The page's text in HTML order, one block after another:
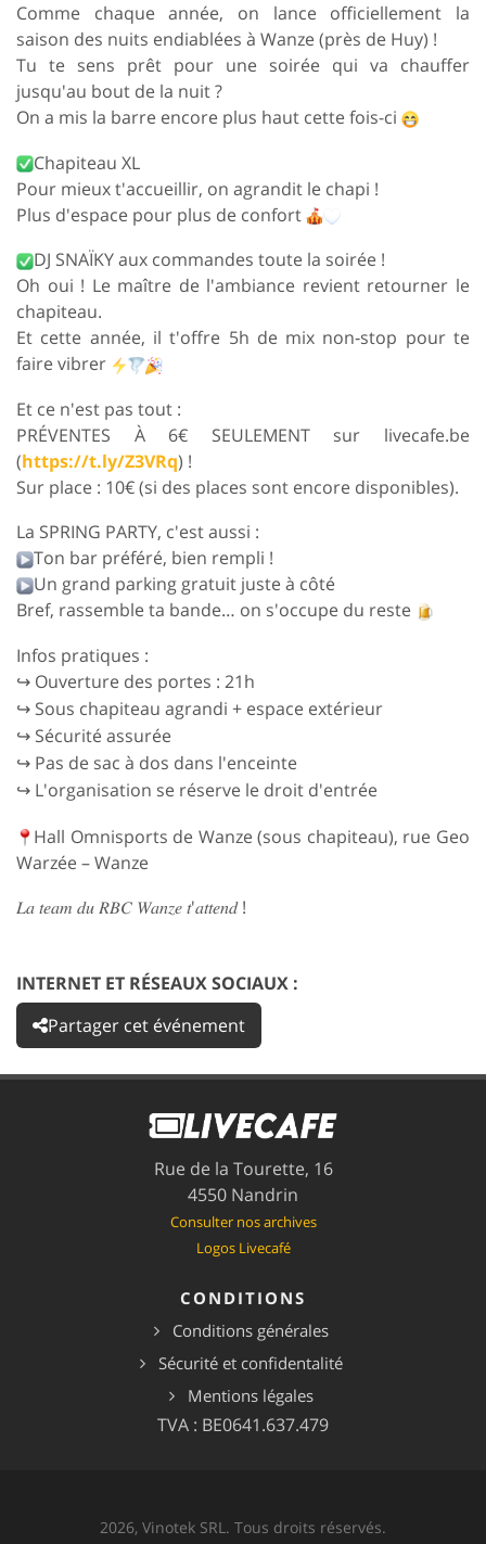
Comme chaque année, on lance officiellement la
saison des nuits endiablées à Wanze (près de Huy) !
Tu te sens prêt pour une soirée qui va chauffer
jusqu'au bout de la nuit ?
On a mis la barre encore plus haut cette fois-ci
Chapiteau XL
Pour mieux t'accueillir, on agrandit le chapi !
Plus d'espace pour plus de confort
DJ SNAÏKY aux commandes toute la soirée !
Oh oui ! Le maître de l'ambiance revient retourner le
chapiteau.
Et cette année, il t'offre 5h de mix non‑stop pour te
faire vibrer
Et ce n'est pas tout :
PRÉVENTES À 6€ SEULEMENT sur livecafe.be
(https://t.ly/Z3VRq) !
Sur place : 10€ (si des places sont encore disponibles).
La SPRING PARTY, c'est aussi :
Ton bar préféré, bien rempli !
Un grand parking gratuit juste à côté
Bref, rassemble ta bande… on s'occupe du reste
Infos pratiques :
↪ ︎ Ouverture des portes : 21h
↪ ︎ Sous chapiteau agrandi + espace extérieur
↪ ︎ Sécurité assurée
↪ ︎ Pas de sac à dos dans l'enceinte
↪ ︎ L'organisation se réserve le droit d'entrée
Hall Omnisports de Wanze (sous chapiteau), rue Geo
Warzée – Wanze
𝐿𝑎 𝑡𝑒𝑎𝑚 𝑑𝑢 𝑅𝐵𝐶 𝑊𝑎𝑛𝑧𝑒 𝑡'𝑎𝑡𝑡𝑒𝑛𝑑!
INTERNET ET RÉSEAUX SOCIAUX :
Partager cet événement
Rue de la Tourette, 16
4550 Nandrin
Consulter nos archives
Logos Livecafé
CONDITIONS
Conditions générales
Sécurité et confidentalité
Mentions légales
TVA : BE0641.637.479
2026, Vinotek SRL. Tous droits réservés.